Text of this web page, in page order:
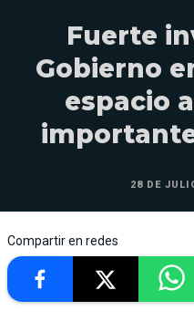
Fuerte
Gobierno
espacio
28 DE
Compartir en redes